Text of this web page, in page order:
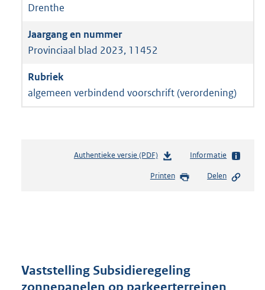
Drenthe
Provinciaal blad 2023, 11452
algemeen verbindend voorschrift (verordening)
Authentieke versie (PDF)b
s
r
o
Informatie
Printen Delen
Vaststelling Subsidieregeling